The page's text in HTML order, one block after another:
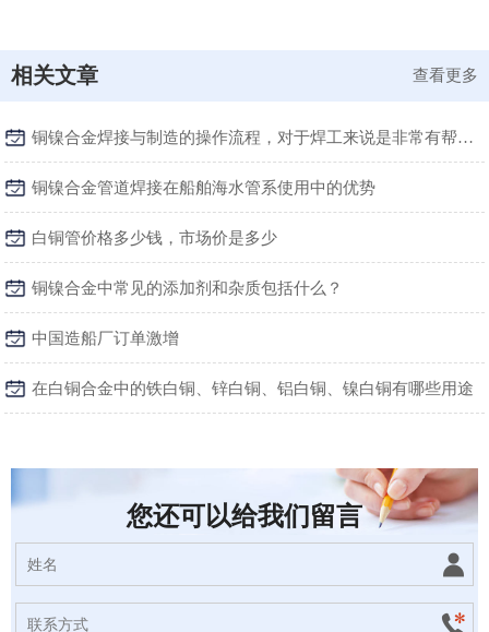
相关文章 查看更多
铜镍合金焊接与制造的操作流程，对于焊工来说是非常有帮助的
铜镍合金管道焊接在船舶海水管系使用中的优势
白铜管价格多少钱，市场价是多少
铜镍合金中常见的添加剂和杂质包括什么？
中国造船厂订单激增
在白铜合金中的铁白铜、锌白铜、铝白铜、镍白铜有哪些用途
您还可以给我们留言